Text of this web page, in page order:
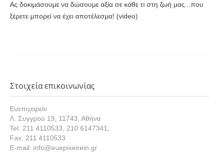
Ας δοκιμάσουμε να δώσουμε αξία σε κάθε τι στη ζωή μας...που
ξέρετε μπορεί να έχει αποτέλεσμα! (video)
Στοιχεία επικοινωνίας
Ευεπιχειρείν
Λ. Συγγρού 19, 11743, Αθήνα
Tel: 211 4110533, 210 6147341,
Fax: 211 4110533
E-mail: info@euepixeirein.gr